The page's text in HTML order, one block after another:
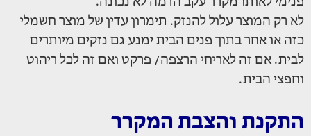
לא רק המוצר עלול להנזק. תימרון עדין של מוצר חשמלי
כזה או אחר בתוך פנים הבית ימנע גם נזקים מיותרים
לבית. אם זה לאריחי הרצפה/ פרקט ואם זה לכל ריהוט
וחפצי הבית.
התקנת והצבת המקרר